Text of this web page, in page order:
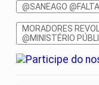
@SANEAGO
MORADORES
@MINISTÉRIO